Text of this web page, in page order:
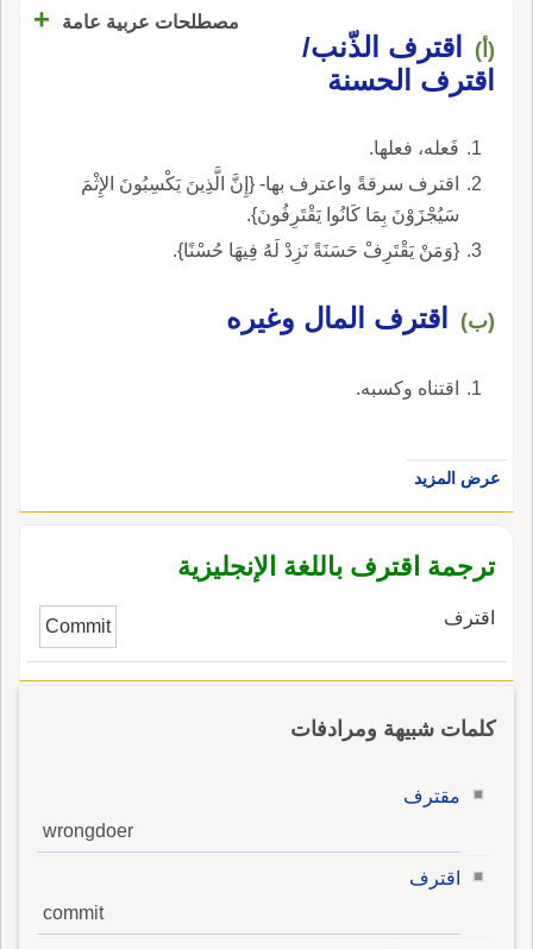
مصطلحات عربية عامة +
(أ)
اقترف الذّنب/
اقترف الحسنة
فَعله، فعلها.
اقترف سرقةً واعترف بها- {إِنَّ الَّذِينَ يَكْسِبُونَ الإِثْمَ
سَيُجْزَوْنَ بِمَا كَانُوا يَقْتَرِفُونَ}.
{وَمَنْ يَقْتَرِفْ حَسَنَةً نَزِدْ لَهُ فِيهَا حُسْنًا}.
(ب) اقترف المال وغيره
اقتناه وكسبه.
عرض المزيد
ترجمة اقترف باللغة الإنجليزية
اقترف Commit
كلمات شبيهة ومرادفات
مقترف
wrongdoer
اقترف
commit